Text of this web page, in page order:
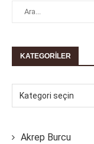
KATEGORILER
Akrep Burcu